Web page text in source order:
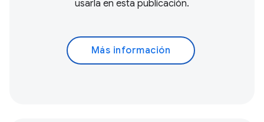
usarla en esta publicación.
Más información